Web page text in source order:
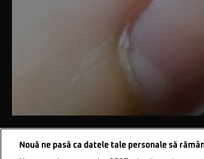
Nouă ne pasă ca datele tale personale să